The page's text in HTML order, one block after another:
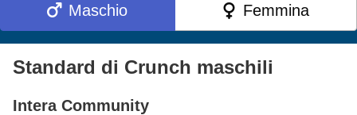
Maschio Femmina
Standard di Crunch maschili
Intera Community